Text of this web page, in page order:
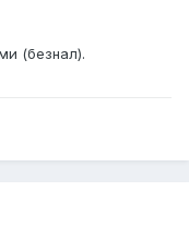
(безнал).